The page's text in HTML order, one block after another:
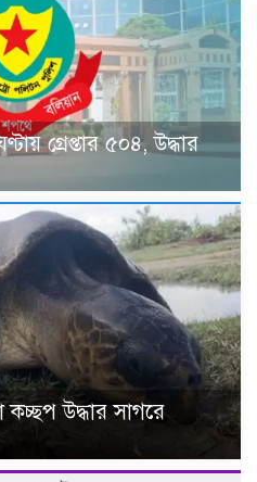
গ্রেপ্তার ৫০৪, উদ্ধার
কচ্ছপ উদ্ধার সাগরে